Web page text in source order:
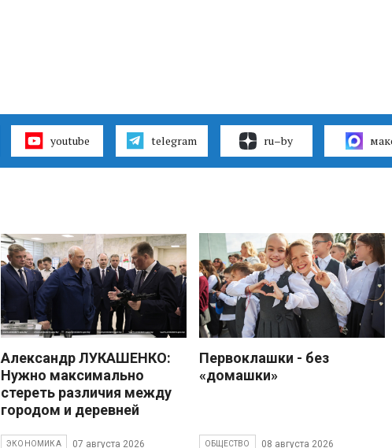
youtube telegram ru–by
Александр ЛУКАШЕНКО:
Нужно максимально
стереть различия между
городом и деревней
ЭКОНОМИКА 07 августа 2026
Первоклашки - без
«домашки»
ОБЩЕСТВО 08 августа 2026